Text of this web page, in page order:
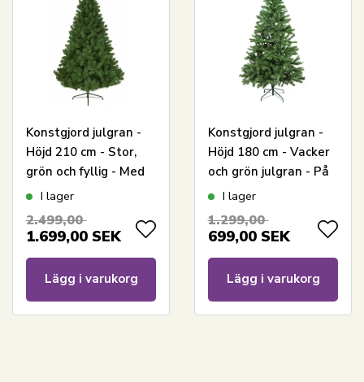
Konstgjord julgran -
Höjd 210 cm - Stor,
grön och fyllig - Med
fotI lager
2.499,00
1.699,00 SEK
Lägg i varukorg
Konstgjord julgran -
Höjd 180 cm - Vacker
och grön julgran - På
metallfot
I lager
1.299,00
699,00 SEK
Lägg i varukorg